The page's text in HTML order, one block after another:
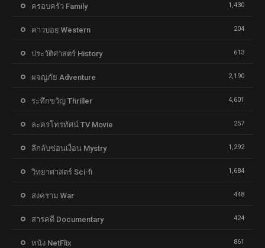
ครอบครัว Family 1,430
คาวบอย Western 204
ประวัติศาสตร์ History 613
ผจญภัย Adventure 2,190
ระทึกขวัญ Thriller 4,601
ละครโทรทัศน์ TV Movie 257
ลึกลับซ่อนเงื่อน Mystry 1,292
วิทยาศาสตร์ Sci-fi 1,684
สงคราม War 448
สารคดี Documentary 424
หนัง NetFlix 861